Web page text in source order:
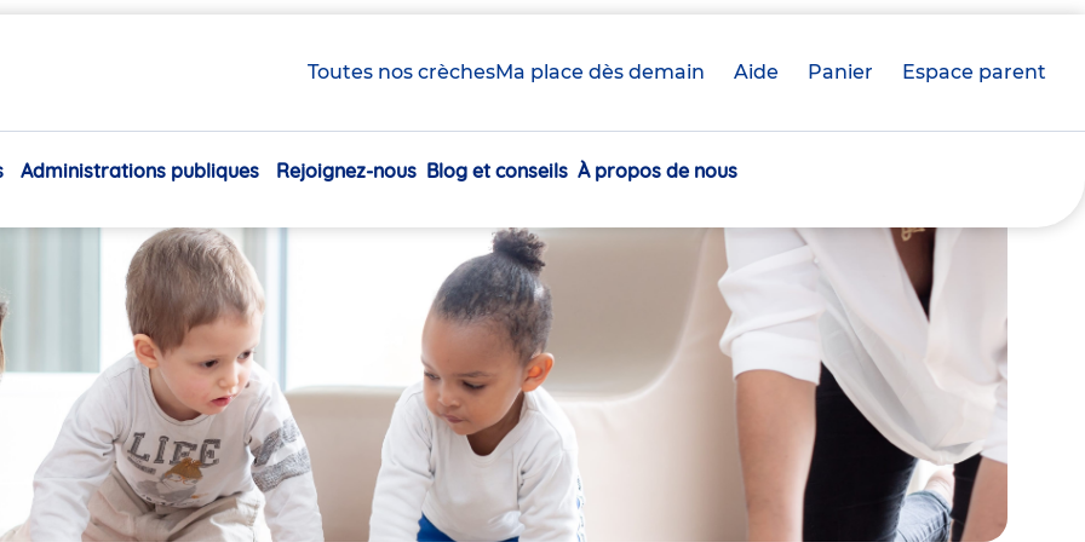
Toutes nos crèchesMa place dès demain Aide Panier crèche(s)
Espace parent
Navigation
Administrations publiques Rejoignez-nous Blog et conseils À propos de nous